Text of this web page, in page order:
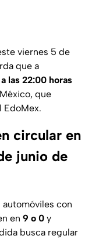
viernes 5 de
que a
las 22:00 horas
que
EdoMex.
circular en
junio de
con
en 9 o 0 y
busca regular